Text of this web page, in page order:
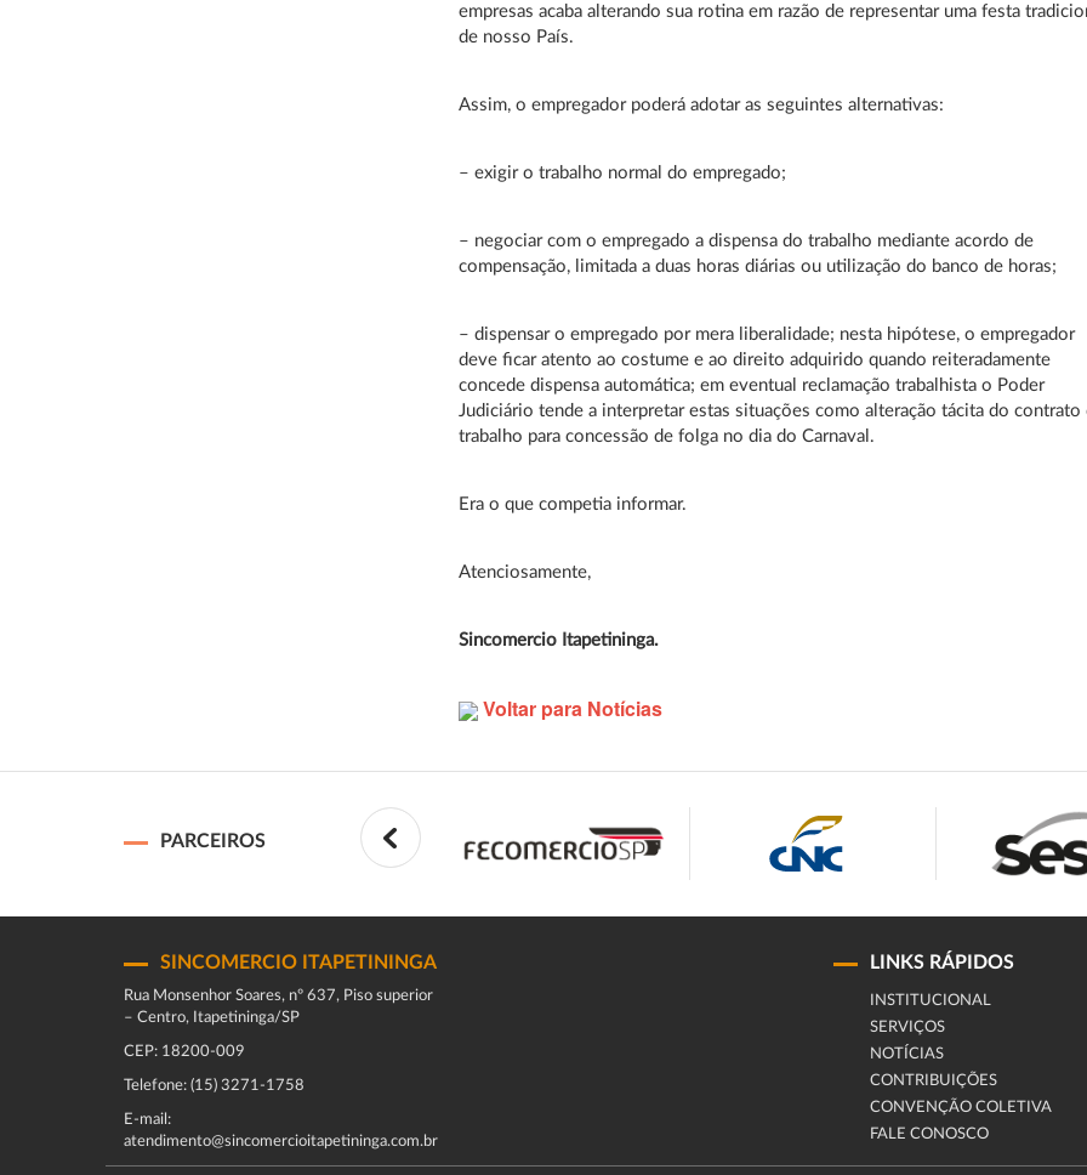
empresas acaba alterando sua rotina em razão de representar uma festa
de nosso País.
Assim, o empregador poderá adotar as seguintes alternativas:
– exigir o trabalho normal do empregado;
– negociar com o empregado a dispensa do trabalho mediante acordo de
compensação, limitada a duas horas diárias ou utilização do banco de horas;
– dispensar o empregado por mera liberalidade; nesta hipótese, o empregador
deve ficar atento ao costume e ao direito adquirido quando reiteradamente
concede dispensa automática; em eventual reclamação trabalhista o Poder
Judiciário tende a interpretar estas situações como alteração tácita do contrato
trabalho para concessão de folga no dia do Carnaval.
Era o que competia informar.
Atenciosamente,
Sincomercio Itapetininga.
Voltar para Notícias
PARCEIROS
SINCOMERCIO ITAPETININGA
Rua Monsenhor Soares, nº 637, Piso superior
– Centro, Itapetininga/SP
CEP: 18200-009
Telefone: (15) 3271-1758
E-mail:
atendimento@sincomercioitapetininga.com.br
LINKS RÁPIDOS
INSTITUCIONAL
SERVIÇOS
NOTÍCIAS
CONTRIBUIÇÕES
CONVENÇÃO COLETIVA
FALE CONOSCO